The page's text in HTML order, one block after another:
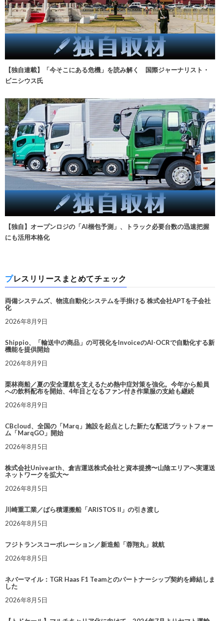
【独自連載】「今そこにある危機」を読み解く 国際ジャーナリスト・
ビニシウス氏
【独自】オープンロジの「AI梱包予測」、トラック必要台数の迅速把握
にも活用本格化
プレスリリースまとめてチェック
両備システムズ、物流自動化システムを手掛ける 株式会社APTを子会社
化
2026年8月9日
Shippio、「輸送中の商品」の可視化をInvoiceのAI-OCRで自動化する新
機能を提供開始
2026年8月9日
栗林商船／夏の安全運航を支えるため熱中症対策を強化。今年から船員
への飲料配布を開始、4年目となるファン付き作業服の支給も継続
2026年8月9日
CBcloud、全国の「Marq」施設を起点とした新たな配送プラットフォー
ム「MarqGO」開始
2026年8月5日
株式会社Univearth、倉吉運送株式会社と資本提携〜山陰エリアへ実運送
ネットワークを拡大〜
2026年8月5日
川崎重工業／ばら積運搬船「ARISTOS II」の引き渡し
2026年8月5日
フジトランスコーポレーション／新造船「蓉翔丸」就航
2026年8月5日
ネバーマイル：TGR Haas F1 Teamとのパートナーシップ契約を締結しま
した
2026年8月5日